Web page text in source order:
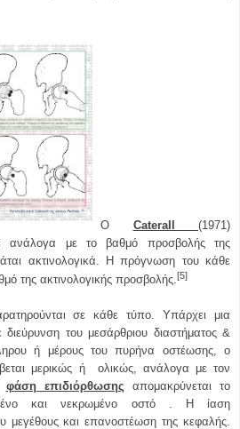
Ο CateraIl (1971)
ανάλογα με το βαθμό προσβολής της
ακτινολογικά. Η πρόγνωση του κάθε
της ακτινολογικής προσβολής. [5]
σε κάθε τύπο. Υπάρχει μια
διεύρυνση του μεσάρθριου διαστήματος &
ή μέρους του πυρήνα οστέωσης, ο
μερικώς ή ολικώς, ανάλογα με τον
φάση επιδιόρθωσης απομακρύνεται το
και νεκρωμένo οστό . Η ίαση
μεγέθους και επανοστέωση της κεφαλής.